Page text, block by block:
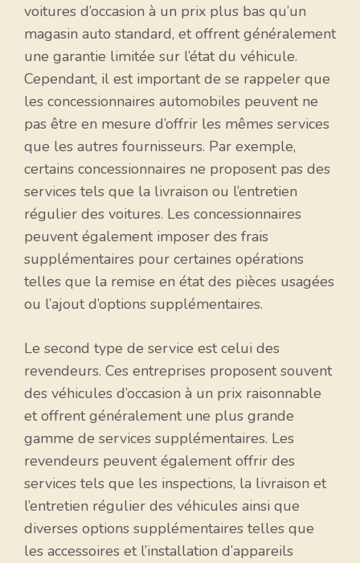
voitures d’occasion à un prix plus bas qu’un
magasin auto standard, et offrent généralement
une garantie limitée sur l’état du véhicule.
Cependant, il est important de se rappeler que
les concessionnaires automobiles peuvent ne
pas être en mesure d’offrir les mêmes services
que les autres fournisseurs. Par exemple,
certains concessionnaires ne proposent pas des
services tels que la livraison ou l’entretien
régulier des voitures. Les concessionnaires
peuvent également imposer des frais
supplémentaires pour certaines opérations
telles que la remise en état des pièces usagées
ou l’ajout d’options supplémentaires.
Le second type de service est celui des
revendeurs. Ces entreprises proposent souvent
des véhicules d’occasion à un prix raisonnable
et offrent généralement une plus grande
gamme de services supplémentaires. Les
revendeurs peuvent également offrir des
services tels que les inspections, la livraison et
l’entretien régulier des véhicules ainsi que
diverses options supplémentaires telles que
les accessoires et l’installation d’appareils